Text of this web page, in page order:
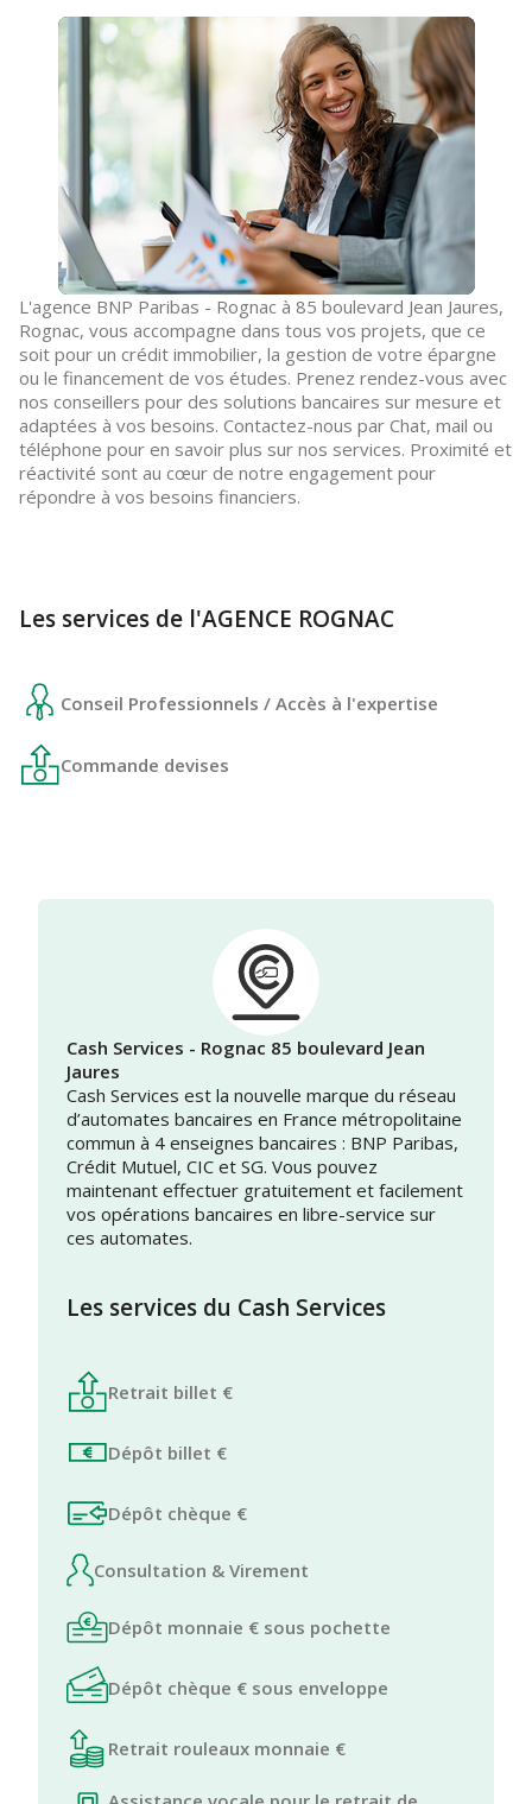
L'agence BNP Paribas - Rognac à 85 boulevard Jean Jaures,
Rognac, vous accompagne dans tous vos projets, que ce
soit pour un crédit immobilier, la gestion de votre épargne
ou le financement de vos études. Prenez rendez-vous avec
nos conseillers pour des solutions bancaires sur mesure et
adaptées à vos besoins. Contactez-nous par Chat, mail ou
téléphone pour en savoir plus sur nos services. Proximité et
réactivité sont au cœur de notre engagement pour
répondre à vos besoins financiers.
Les services de l'AGENCE ROGNAC
Conseil Professionnels / Accès à l'expertise
Commande devises
Cash Services - Rognac 85 boulevard Jean
Jaures
Cash Services est la nouvelle marque du réseau
d’automates bancaires en France métropolitaine
commun à 4 enseignes bancaires : BNP Paribas,
Crédit Mutuel, CIC et SG. Vous pouvez
maintenant effectuer gratuitement et facilement
vos opérations bancaires en libre-service sur
ces automates.
Les services du Cash Services
Retrait billet €
Dépôt billet €
Dépôt chèque €
Consultation & Virement
Dépôt monnaie € sous pochette
Dépôt chèque € sous enveloppe
Retrait rouleaux monnaie €